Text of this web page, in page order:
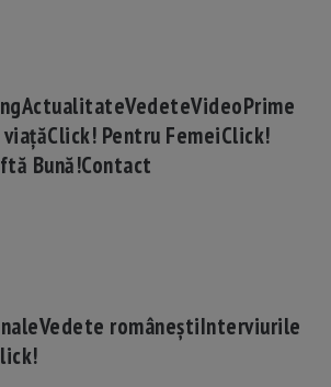
ActualitateVedeteVideoPrime
Click! Pentru FemeiClick!
Bună!Contact
Vedete româneștiInterviurile